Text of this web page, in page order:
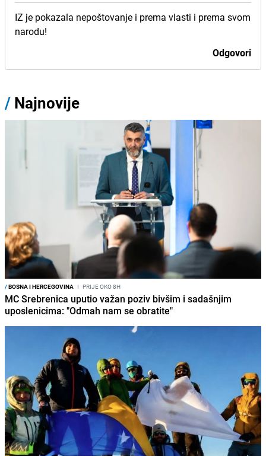
IZ je pokazala nepoštovanje i prema vlasti i prema svom
narodu!
Odgovori
/ Najnovije
/BOSNA I HERCEGOVINA I PRIJE OKO 8H
MC Srebrenica uputio važan poziv bivšim i sadašnjim
uposlenicima: "Odmah nam se obratite"